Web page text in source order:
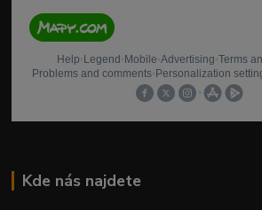
Kde nás najdete